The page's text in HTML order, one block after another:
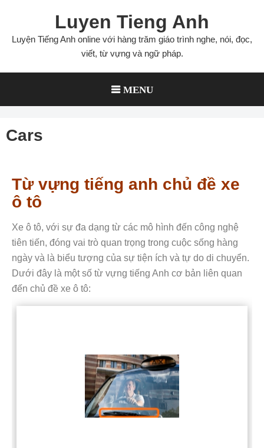
Luyen Tieng Anh
Luyện Tiếng Anh online với hàng trăm giáo trình nghe, nói, đọc,
viết, từ vựng và ngữ pháp.
MENU
Cars
Từ vựng tiếng anh chủ đề xe
ô tô
Xe ô tô, với sự đa dạng từ các mô hình đến công nghệ
tiên tiến, đóng vai trò quan trọng trong cuộc sống hàng
ngày và là biểu tượng của sự tiện ích và tự do di chuyển.
Dưới đây là một số từ vựng tiếng Anh cơ bản liên quan
đến chủ đề xe ô tô: